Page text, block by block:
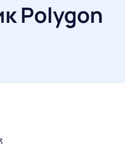
Polygon